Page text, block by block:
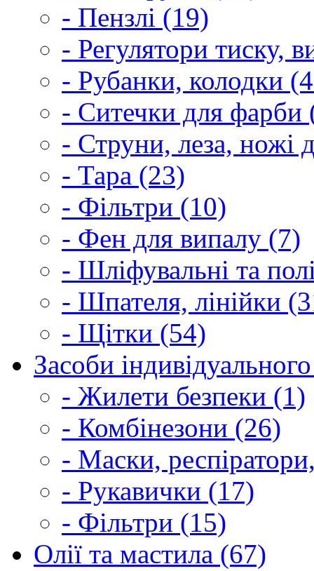
- Пензлі (19)
- Регулятори тиску,
- Рубанки, колодки
- Ситечки для фарби
- Струни, леза, ножі
- Тара (23)
- Фільтри (10)
- Фен для випалу (7)
- Шліфувальні та
- Шпателя, лінійки
- Щітки (54)
Засоби
- Жилети безпеки (1)
- Комбінезони (26)
- Маски,
- Рукавички (17)
- Фільтри (15)
Олії та мастила (67)